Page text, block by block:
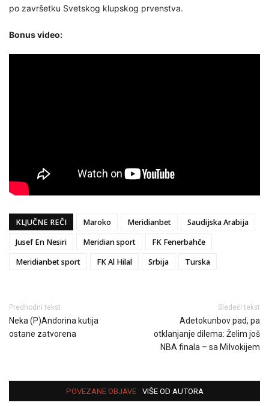
po završetku Svetskog klupskog prvenstva.
Bonus video:
KLJUČNE REČI Maroko Meridianbet
Saudijska Arabija
Jusef En Nesiri
Meridian sport
FK Fenerbahče
Meridianbet sport
FK Al Hilal Srbija Turska
Predhodni tekst
Neka (P)Andorina kutija
ostane zatvorena
Sledeći tekst
Adetokunbov pad, pa
otklanjanje dilema: Želim još
NBA finala – sa Milvokijem
POVEZANE OBJAVE VIŠE OD AUTORA